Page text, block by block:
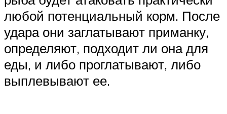
любой потенциальный корм. После
удара они заглатывают приманку,
определяют, подходит ли она для
еды, и либо проглатывают, либо
выплевывают ее.